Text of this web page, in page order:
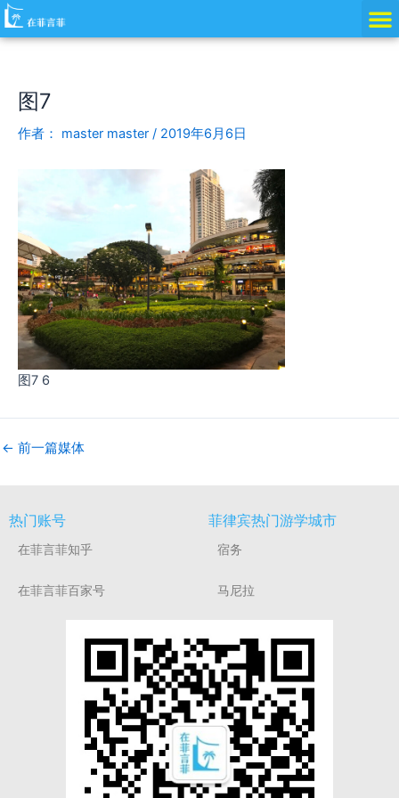
跳
至
图7
作者： master master / 2019年6月6日
图7 6
Post
navigation
← 前一篇媒体
热门账号
在菲言菲知乎
在菲言菲百家号
菲律宾热门游学城市
宿务
马尼拉